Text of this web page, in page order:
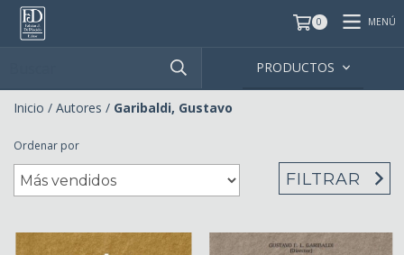
0 MENÚ
PRODUCTOS
Inicio / Autores / Garibaldi, Gustavo
Ordenar por
FILTRAR